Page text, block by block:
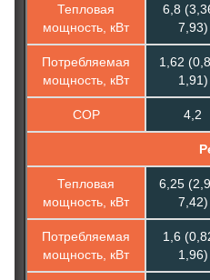
Тепловая
мощность, кВт
6,8
7,93)
Потребляемая
мощность, кВт
1,62
1,91)
COP 4,2
Тепловая
мощность, кВт
6,25
7,42)
Потребляемая
мощность, кВт
1,6
1,96)